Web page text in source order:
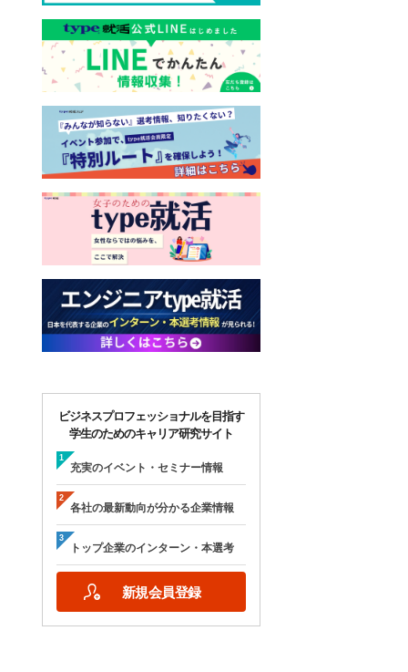
ビジネスプロフェッショナルを目指す
学生のためのキャリア研究サイト
充実のイベント・セミナー情報
各社の最新動向が分かる企業情報
トップ企業のインターン・本選考
新規会員登録